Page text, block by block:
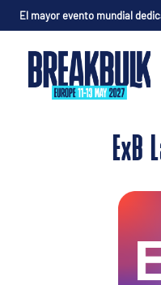
El mayor evento mundial
ExB